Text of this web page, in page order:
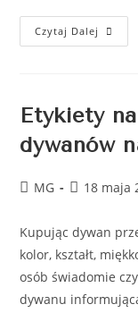
Czytaj Dalej
Etykiety
dywanów
MG 18 maja
Kupując dywan
kolor, kształt,
osób świadomie
dywanu